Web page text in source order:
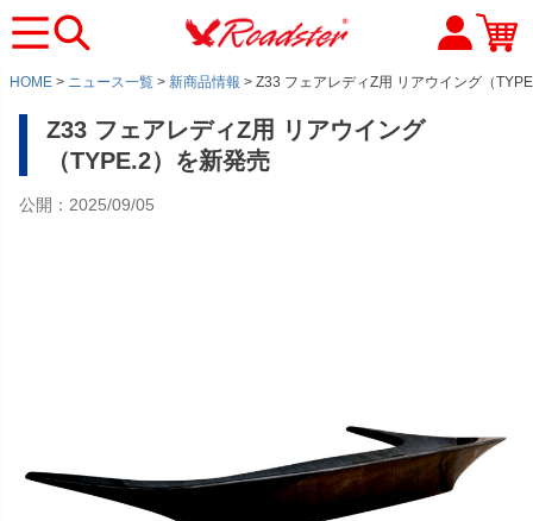
HOME ニュース一覧 新商品情報 Z33 フェアレディZ用 リアウイング（
Z33 フェアレディZ用 リアウイング
（TYPE.2）を新発売
公開：2025/09/05